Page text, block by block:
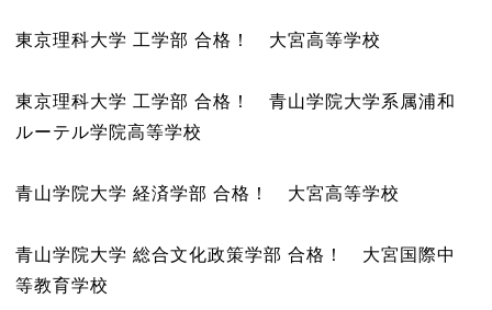
東京理科大学 工学部 合格！ 大宮高等学校
東京理科大学 工学部 合格！ 青山学院大学系属浦和
ルーテル学院高等学校
青山学院大学 経済学部 合格！ 大宮高等学校
青山学院大学 総合文化政策学部 合格！ 大宮国際中
等教育学校